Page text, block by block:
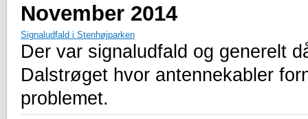
November 2014
Signaludfald i Stenhøjparken
Der var signaludfald og generelt
Dalstrøget hvor antennekabler
problemet.